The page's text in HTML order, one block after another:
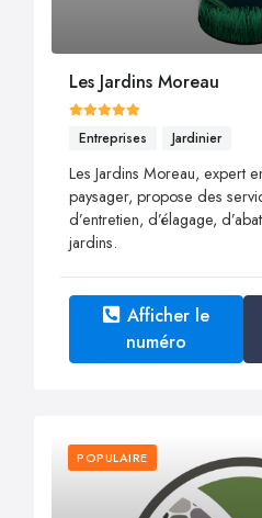
Les Jardins Moreau
Entreprises Jardinier
Les Jardins Moreau, expert
paysager, propose des
d’entretien, d’élagage,
jardins.
Afficher le
numéro
POPULAIRE